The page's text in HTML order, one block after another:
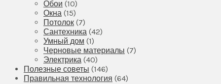
Обои (10)
Окна (15)
Потолок (7)
Сантехника (42)
Умный дом (1)
Черновые материалы (7)
Электрика (40)
Полезные советы (146)
Правильная технология (64)